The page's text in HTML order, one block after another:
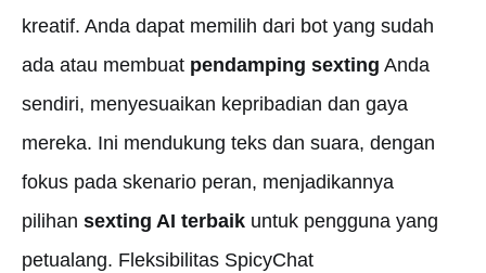
kreatif. Anda dapat memilih dari bot yang sudah
ada atau membuat pendamping sexting Anda
sendiri, menyesuaikan kepribadian dan gaya
mereka. Ini mendukung teks dan suara, dengan
fokus pada skenario peran, menjadikannya
pilihan sexting AI terbaik untuk pengguna yang
petualang. Fleksibilitas SpicyChat